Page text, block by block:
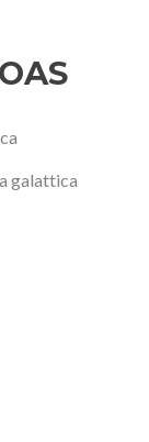
galattica